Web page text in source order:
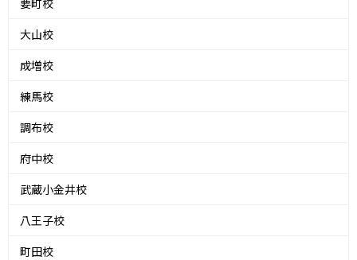
大山校
成増校
練馬校
調布校
府中校
武蔵小金井校
八王子校
町田校